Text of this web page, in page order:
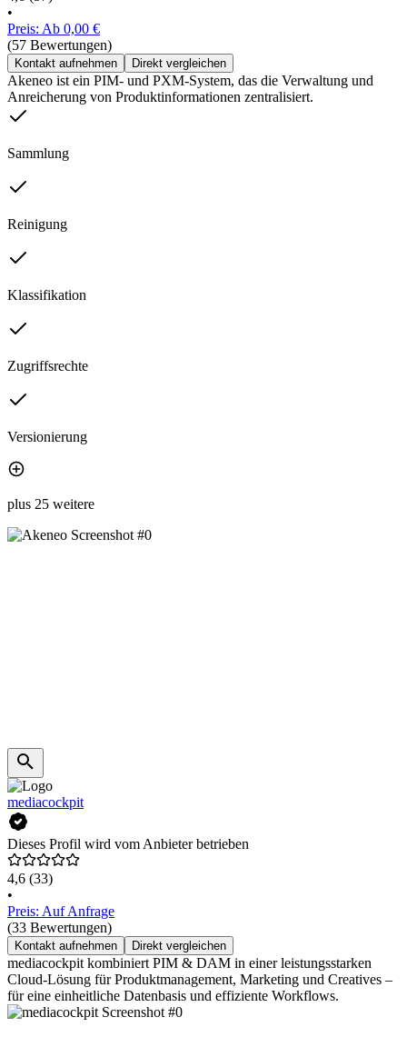
•
Preis: Ab 0,00 €
(57 Bewertungen)
Kontakt aufnehmen Direkt vergleichen
Akeneo ist ein PIM- und PXM-System, das die Verwaltung und
Anreicherung von Produktinformationen zentralisiert.
Sammlung
Reinigung
Klassifikation
Zugriffsrechte
Versionierung
plus 25 weitere
mediacockpit
Dieses Profil wird vom Anbieter betrieben
4,6 (33)
•
Preis: Auf Anfrage
(33 Bewertungen)
Kontakt aufnehmen Direkt vergleichen
mediacockpit kombiniert PIM & DAM in einer leistungsstarken
Cloud-Lösung für Produktmanagement, Marketing und Creatives –
für eine einheitliche Datenbasis und effiziente Workflows.